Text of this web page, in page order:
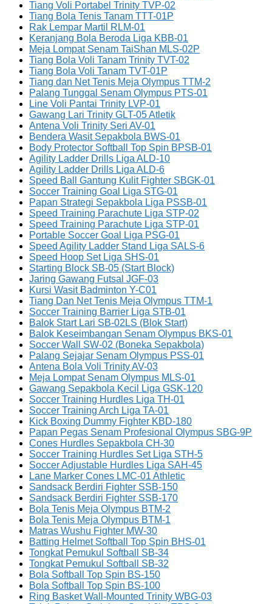
Tiang Voli Portabel Trinity TVP-02
Tiang Bola Tenis Tanam TTT-01P
Rak Lempar Martil RLM-01
Keranjang Bola Beroda Liga KBB-01
Meja Lompat Senam TaiShan MLS-02P
Tiang Bola Voli Tanam Trinity TVT-02
Tiang Bola Voli Tanam TVT-01P
Tiang dan Net Tenis Meja Olympus TTM-2
Palang Tunggal Senam Olympus PTS-01
Line Voli Pantai Trinity LVP-01
Gawang Lari Trinity GLT-05 Atletik
Antena Voli Trinity Seri AV-01
Bendera Wasit Sepakbola BWS-01
Body Protector Softball Top Spin BPSB-01
Agility Ladder Drills Liga ALD-10
Agility Ladder Drills Liga ALD-6
Speed Ball Gantung Kulit Fighter SBGK-01
Soccer Training Goal Liga STG-01
Papan Strategi Sepakbola Liga PSSB-01
Speed Training Parachute Liga STP-02
Speed Training Parachute Liga STP-01
Portable Soccer Goal Liga PSG-01
Speed Agility Ladder Stand Liga SALS-6
Speed Hoop Set Liga SHS-01
Starting Block SB-05 (Start Block)
Jaring Gawang Futsal JGF-03
Kursi Wasit Badminton Y-C01
Tiang Dan Net Tenis Meja Olympus TTM-1
Soccer Training Barrier Liga STB-01
Balok Start Lari SB-02LS (Blok Start)
Balok Keseimbangan Senam Olympus BKS-01
Soccer Wall SW-02 (Boneka Sepakbola)
Palang Sejajar Senam Olympus PSS-01
Antena Bola Voli Trinity AV-03
Meja Lompat Senam Olympus MLS-01
Gawang Sepakbola Kecil Liga GSK-120
Soccer Training Hurdles Liga TH-01
Soccer Training Arch Liga TA-01
Kick Boxing Dummy Fighter KBD-180
Papan Pegas Senam Profesional Olympus SBG-9P
Cones Hurdles Sepakbola CH-30
Soccer Training Hurdles Set Liga STH-5
Soccer Adjustable Hurdles Liga SAH-45
Lane Marker Cones LMC-01 Athletic
Sandsack Berdiri Fighter SSB-150
Sandsack Berdiri Fighter SSB-170
Bola Tenis Meja Olympus BTM-2
Bola Tenis Meja Olympus BTM-1
Matras Wushu Fighter MW-30
Batting Helmet Softball Top Spin BHS-01
Tongkat Pemukul Softball SB-34
Tongkat Pemukul Softball SB-32
Bola Softball Top Spin BS-150
Bola Softball Top Spin BS-100
Ring Basket Wall-Mounted Trinity WBG-03